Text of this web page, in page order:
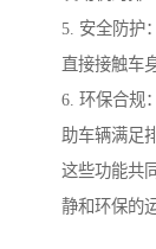
5. 安全防护
直接接触车
6. 环保合规
助车辆满足
这些功能共
静和环保的